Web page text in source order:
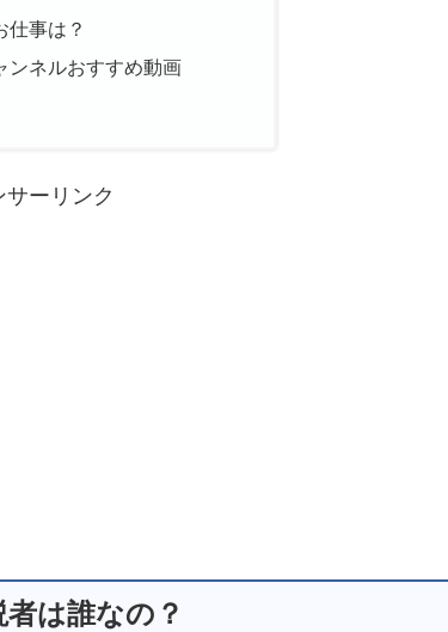
仕事は？
ンネルおすすめ動画
サーリンク
は誰なの？